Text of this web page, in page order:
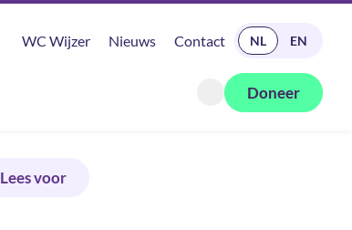
WC Wijzer Nieuws Contact READ IN ENGLISH
NL EN
Zoeken openen
Doneer
Lees voor